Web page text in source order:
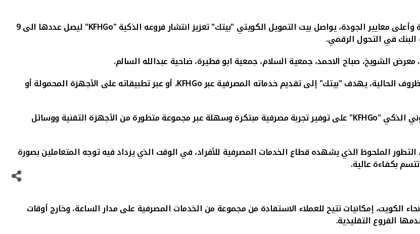
معايير الجودة، يواصل بيت التمويل الكويتي "بيتك" تعزيز انتشار فروعه الذكية "KFHGo" ليصل عددها الى9
في التحول الرقمي.
الشويخ، صباح الاحمد، جمعية السلام، جمعية ابو فطيرة، ضاحية عبدالله السالم.
الحالية، يهدف "بيتك" إلى تقديم خدماته المصرفية عبرKFHGo، أو عبر تطبيقاته على الأجهزة المحمولة أو
الذكي "KFHGo" على توفير تجربة مصرفية مبتكرة وسهلة عبر مجموعة متطورة من الأجهزة التقنية ووسائل
الملحوظ الذي يشهده قطاع الخدمات المصرفية للأفراد، في الوقت الذي يزداد فيه توجه المتعاملين بصورة
بكفاءة عالية.
الكويت، إمكانيات تتيح للعملاء الاستفادة من مجموعة من الخدمات المصرفية على مدار الساعة، وخارج أوقات